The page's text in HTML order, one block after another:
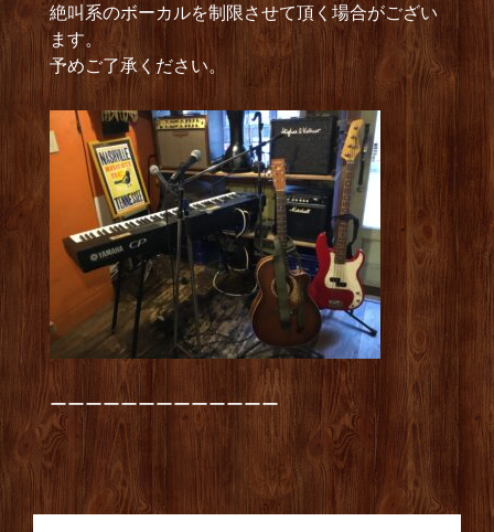
絶叫系のボーカルを制限させて頂く場合がござい
ます。
予めご了承ください。
ーーーーーーーーーーーーー